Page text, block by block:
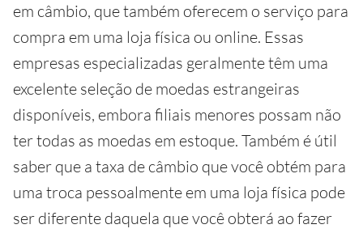
em câmbio, que também oferecem o serviço para
compra em uma loja física ou online. Essas
empresas especializadas geralmente têm uma
excelente seleção de moedas estrangeiras
disponíveis, embora filiais menores possam não
ter todas as moedas em estoque. Também é útil
saber que a taxa de câmbio que você obtém para
uma troca pessoalmente em uma loja física pode
ser diferente daquela que você obterá ao fazer